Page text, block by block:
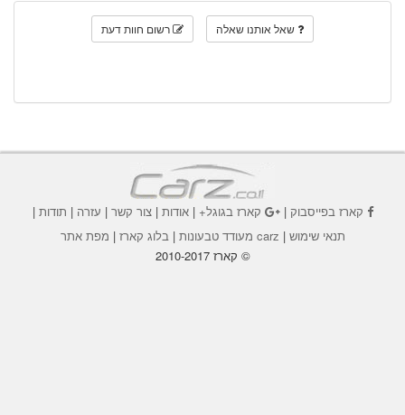
שאל אותנו שאלה רשום חוות דעת
קארז בפייסבוק| קארז בגוגל+|אודות |צור קשר | עזרה | תודות |
תנאי שימוש | carz מעודד טבעונות | בלוג קארז | מפת אתר
© קארז 2010-2017